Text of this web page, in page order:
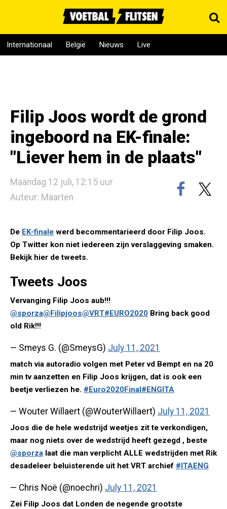
Internationaal België Nieuws Live
Filip Joos wordt de grond
ingeboord na EK-finale:
"Liever hem in de plaats"
Maandag 12 juli, 12:15 uur
Auteur: Maarten
De EK-finale werd becommentarieerd door Filip Joos.
Op Twitter kon niet iedereen zijn verslaggeving smaken.
Bekijk hier de tweets.
Tweets Joos
Vervanging Filip Joos aub!!!
@sporza@Filipjoos@VRT#EURO2020 Bring back good
old Rik!!!
— Smeys G. (@SmeysG) July 11, 2021
match via autoradio volgen met Peter vd Bempt en na 20
min tv aanzetten en Filip Joos krijgen, dat is ook een
beetje verliezen he. #Euro2020Final#ENGITA
— Wouter Willaert (@WouterWillaert) July 11, 2021
Joos die de hele wedstrijd weetjes zit te verkondigen,
maar nog niets over de wedstrijd heeft gezegd , beste
@sporza laat die man verplicht ALLE wedstrijden met Rik
desadeleer beluisterende uit het VRT archief #ITAENG
— Chris Noë (@noechri) July 11, 2021
Zei Filip Joos dat Londen de negende grootste